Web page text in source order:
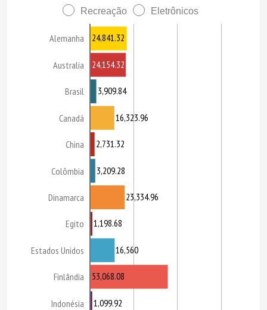
Recreação
Eletrônicos
Alemanha
Australia
Brasil
Canadá
China
Colômbia
Dinamarca
Egito
Estados Unidos
Finlândia
Indonésia
24,841.32
24,154.32
3,909.84
16,323.96
2,731.32
3,209.28
23,334.96
1,198.68
16,560
53,068.08
1,099.92